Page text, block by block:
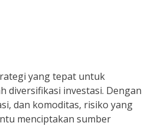
yang tepat untuk
diversifikasi investasi. Dengan
dan komoditas, risiko yang
menciptakan sumber